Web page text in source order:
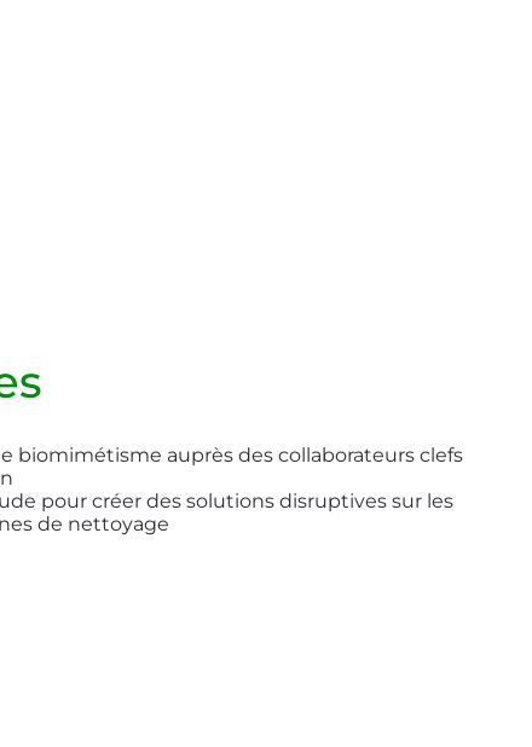
biomimétisme auprès des collaborateurs clefs
pour créer des solutions disruptives sur les
de nettoyage